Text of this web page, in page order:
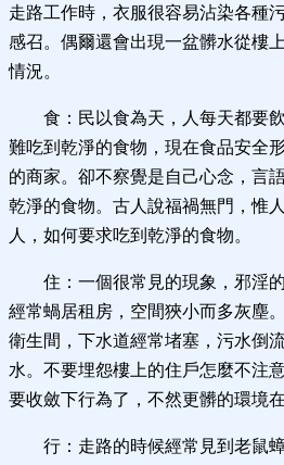
走路工作時，衣服很容易沾染各種
感召。偶爾還會出現一盆髒水從樓
情況。
食：民以食為天，人每天都要
難吃到乾淨的食物，現在食品安全
的商家。卻不察覺是自己心念，言
乾淨的食物。古人說福禍無門，惟
人，如何要求吃到乾淨的食物。
住：一個很常見的現象，邪淫
經常蝸居租房，空間狹小而多灰塵
衛生間，下水道經常堵塞，污水倒
水。不要埋怨樓上的住戶怎麼不注
要收斂下行為了，不然更髒的環境在
行：走路的時候經常見到老鼠